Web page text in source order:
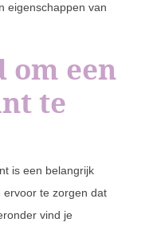
eigenschappen van
om een
te
is een belangrijk
te zorgen dat
vind je